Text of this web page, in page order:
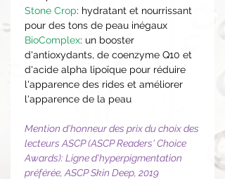
Stone Crop: hydratant et nourrissant
pour des tons de peau inégaux
BioComplex: un booster
d'antioxydants, de coenzyme Q10 et
d'acide alpha lipoïque pour réduire
l'apparence des rides et améliorer
l'apparence de la peau
Mention d'honneur des prix du choix des
lecteurs ASCP (ASCP Readers' Choice
Awards): Ligne d'hyperpigmentation
préférée, ASCP Skin Deep, 2019